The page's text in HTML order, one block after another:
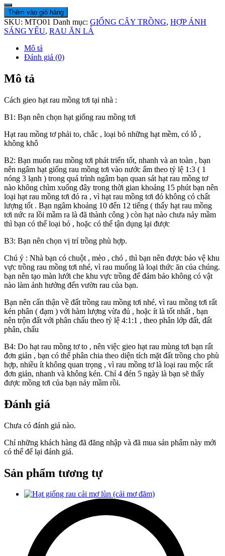
Thêm vào giỏ hàng
SKU: MTO01 Danh mục: GIỐNG CÂY TRỒNG, HỢP ÁNH
SÁNG YẾU, RAU ĂN LÁ
Mô tả
Đánh giá (0)
Mô tả
Cách gieo hạt rau mồng tơi tại nhà :
B1: Bạn nên chọn hạt giống rau mồng tơi
Hạt rau mồng tơ phải to, chắc , loại bỏ những hạt mềm, có lỗ ,
không khô
B2: Bạn muốn rau mồng tơi phát triển tốt, nhanh và an toàn , bạn
nên ngâm hạt giống rau mồng tơi vào nước ấm theo tỷ lệ 1:3 ( 1
nóng 3 lạnh ) trong quá trình ngâm bạn quan sát hạt rau mồng tơ
nào không chìm xuống đây trong thời gian khoảng 15 phút bạn nên
loại hạt rau mồng tơi đó ra , vì hạt rau mồng tơi đó không có chất
lượng tốt . Bạn ngâm khoảng 10 đến 12 tiếng ( thấy hạt rau mồng
tơi nức ra lồi mầm ra là đã thành công ) còn hạt nào chưa nảy mầm
thì bạn có thể loại bỏ , hoặc có thể tận dụng lại được
B3: Bạn nên chọn vị trí trồng phù hợp.
Chú ý : Nhà bạn có chuột , mèo , chó , thì bạn nên được bảo vệ khu
vực trồng rau mồng tơi nhé, vì rau muống là loại thức ăn của chúng.
bạn nên tạo màn lưới che khu vực trồng để đảm bảo không có vật
nào làm ảnh hưởng đến vườn rau của bạn.
Bạn nên cẩn thận về đất trồng rau mồng tơi nhé, vì rau mồng tơi rất
kén phân ( đạm ) với hàm lượng vừa đủ , hoặc ít là tốt nhất , bạn
nên trộn đất với phân chấu theo tỷ lệ 4:1:1 , theo phân lớp đất, đất
phân, chấu
B4: Do hạt rau mồng tơ to , nên việc gieo hạt rau mùng tơi bạn rất
đơn giản , bạn có thể phân chia theo diện tích mặt đất trồng cho phù
hợp, nhiều ít không quan trọng , vì rau mồng tơ là loại rau mộc rất
đơn giản, nhanh và không kén. Chỉ 4 đén 5 ngày là bạn sẽ thấy
được mồng tơi của bạn nảy mầm rồi.
Đánh giá
Chưa có đánh giá nào.
Chỉ những khách hàng đã đăng nhập và đã mua sản phẩm này mới
có thể để lại đánh giá.
Sản phẩm tương tự